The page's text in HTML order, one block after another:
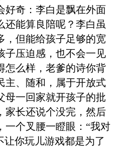
好奇：李白是飘在外面
还能算良陪呢？李白虽
，但能给孩子足够的宽
子压迫感，也不会一见
怎么样，老爹的诗你背
主、随和，属于开放式
母一回家就开孩子的批
家长还说个没完，然后
一个叉腰一瞪眼：“我对
让你玩儿游戏都是为了